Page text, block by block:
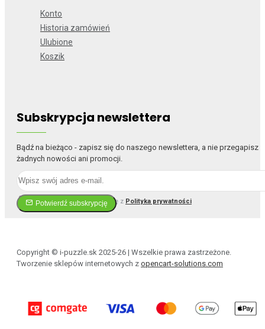
Konto
Historia zamówień
Ulubione
Koszik
Subskrypcja newslettera
Bądź na bieżąco - zapisz się do naszego newslettera, a nie przegapisz
żadnych nowości ani promocji.
Potwierdź subskrypcję
Przeczytałem i zgadzam się z Polityka prywatności
Copyright © i-puzzle.sk 2025-26 | Wszelkie prawa zastrzeżone.
Tworzenie sklepów internetowych z opencart-solutions.com